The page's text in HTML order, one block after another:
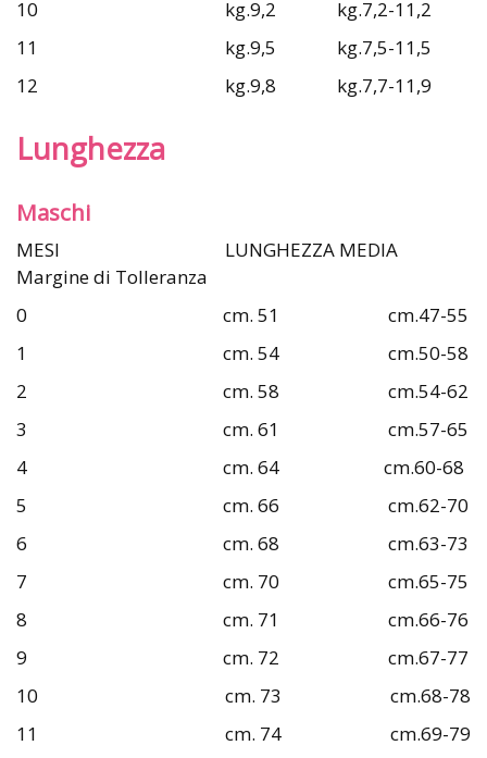
10 kg.9,2 kg.7,2-11,2
11 kg.9,5 kg.7,5-11,5
12 kg.9,8 kg.7,7-11,9
Lunghezza
Maschi
MESI LUNGHEZZA MEDIA
Margine di Tolleranza
0 cm. 51 cm.47-55
1 cm. 54 cm.50-58
2 cm. 58 cm.54-62
3 cm. 61 cm.57-65
4 cm. 64 cm.60-68
5 cm. 66 cm.62-70
6 cm. 68 cm.63-73
7 cm. 70 cm.65-75
8 cm. 71 cm.66-76
9 cm. 72 cm.67-77
10 cm. 73 cm.68-78
11 cm. 74 cm.69-79